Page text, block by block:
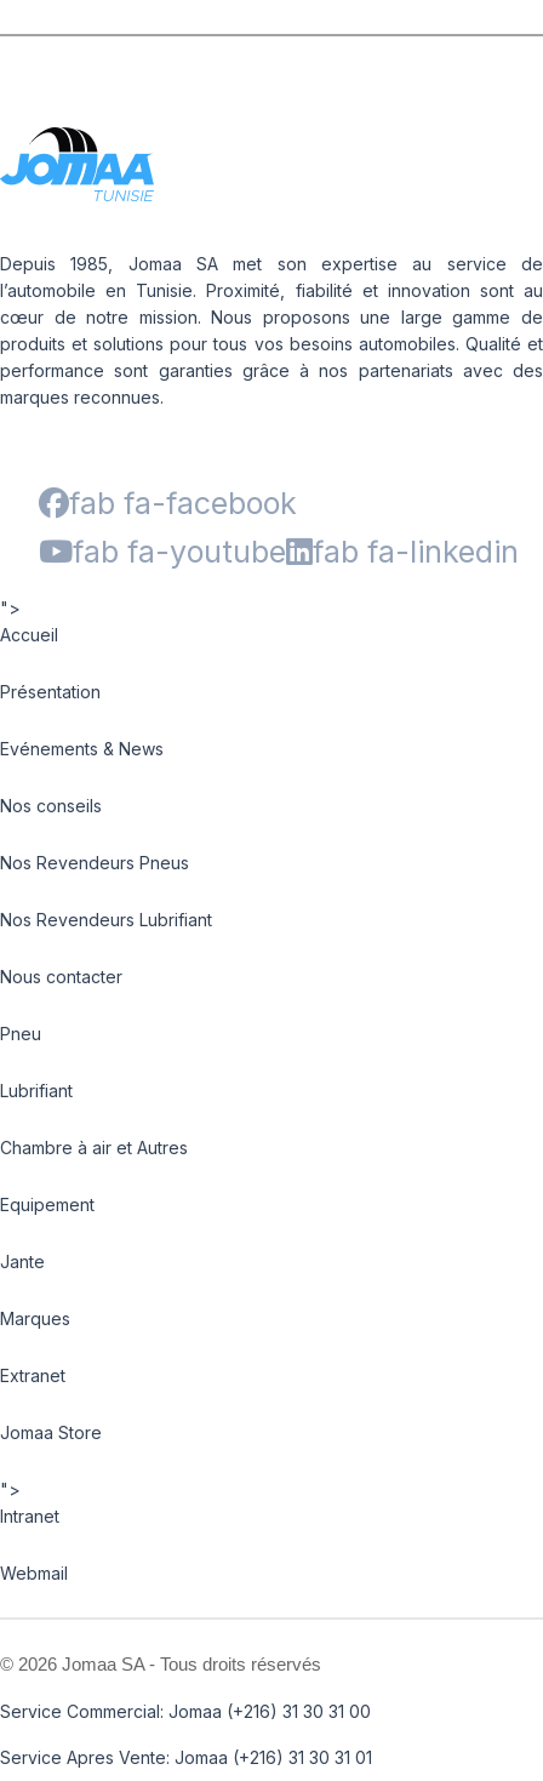
Depuis 1985, Jomaa SA met son expertise au service de
l’automobile en Tunisie. Proximité, fiabilité et innovation sont au
cœur de notre mission. Nous proposons une large gamme de
produits et solutions pour tous vos besoins automobiles. Qualité et
performance sont garanties grâce à nos partenariats avec des
marques reconnues.
fab fa-facebook
fab fa-youtube
fab fa-linkedin
">
Accueil
Présentation
Evénements & News
Nos conseils
Nos Revendeurs Pneus
Nos Revendeurs Lubrifiant
Nous contacter
Pneu
Lubrifiant
Chambre à air et Autres
Equipement
Jante
Marques
Extranet
Jomaa Store
">
Intranet
Webmail
© 2026 Jomaa SA - Tous droits réservés
Service Commercial: Jomaa (+216) 31 30 31 00
Service Apres Vente: Jomaa (+216) 31 30 31 01